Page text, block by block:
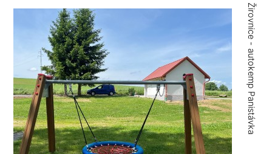
Žirovnice - autokemp Panistávka